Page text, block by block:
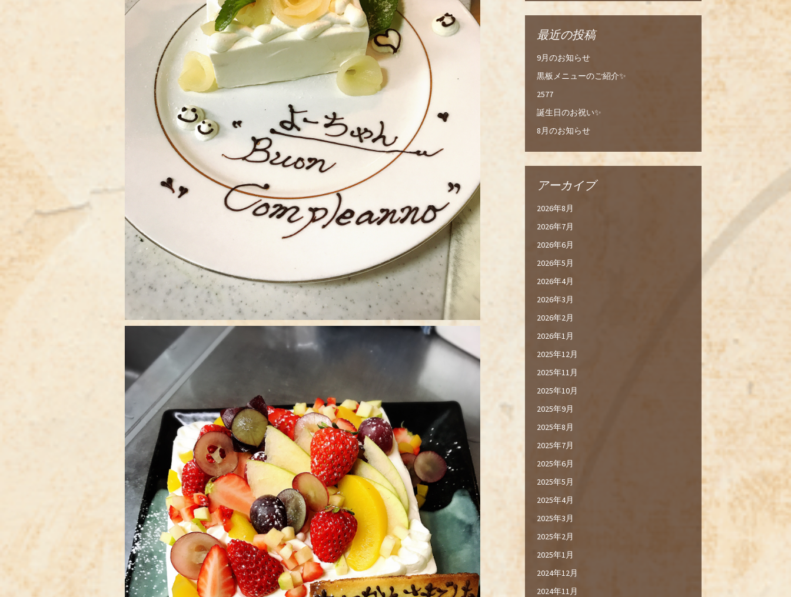
最近の投稿
9月のお知らせ
黒板メニューのご紹介✨
2577
誕生日のお祝い✨
8月のお知らせ
アーカイブ
2026年8月
2026年7月
2026年6月
2026年5月
2026年4月
2026年3月
2026年2月
2026年1月
2025年12月
2025年11月
2025年10月
2025年9月
2025年8月
2025年7月
2025年6月
2025年5月
2025年4月
2025年3月
2025年2月
2025年1月
2024年12月
2024年11月